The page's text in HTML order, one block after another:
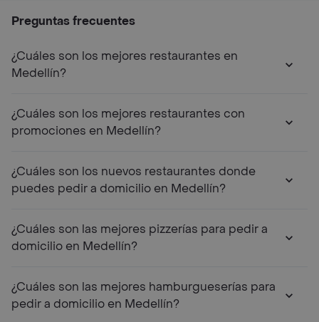
Preguntas frecuentes
¿Cuáles son los mejores restaurantes en
Medellín?
¿Cuáles son los mejores restaurantes con
promociones en Medellín?
¿Cuáles son los nuevos restaurantes donde
puedes pedir a domicilio en Medellín?
¿Cuáles son las mejores pizzerías para pedir a
domicilio en Medellín?
¿Cuáles son las mejores hamburgueserías para
pedir a domicilio en Medellín?